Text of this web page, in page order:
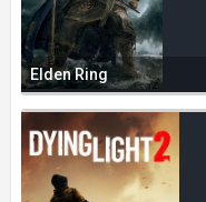
Elden Ring